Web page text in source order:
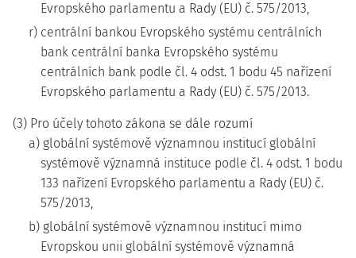
Evropského parlamentu a Rady (EU) č. 575/2013,
r) centrální bankou Evropského systému centrálních
bank centrální banka Evropského systému
centrálních bank podle čl. 4 odst. 1 bodu 45 nařízení
Evropského parlamentu a Rady (EU) č. 575/2013.
(3) Pro účely tohoto zákona se dále rozumí
a) globální systémově významnou institucí globální
systémově významná instituce podle čl. 4 odst. 1 bodu
133 nařízení Evropského parlamentu a Rady (EU) č.
575/2013,
b) globální systémově významnou institucí mimo
Evropskou unii globální systémově významná